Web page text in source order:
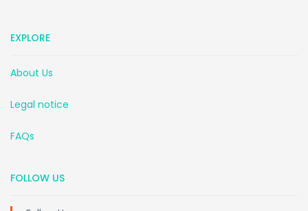
EXPLORE
About Us
Legal notice
FAQs
FOLLOW US